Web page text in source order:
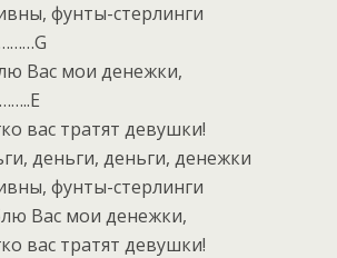
фунты-стерлинги
Вас мои денежки,
вас тратят девушки!
деньги, деньги, денежки
фунты-стерлинги
Вас мои денежки,
вас тратят девушки!